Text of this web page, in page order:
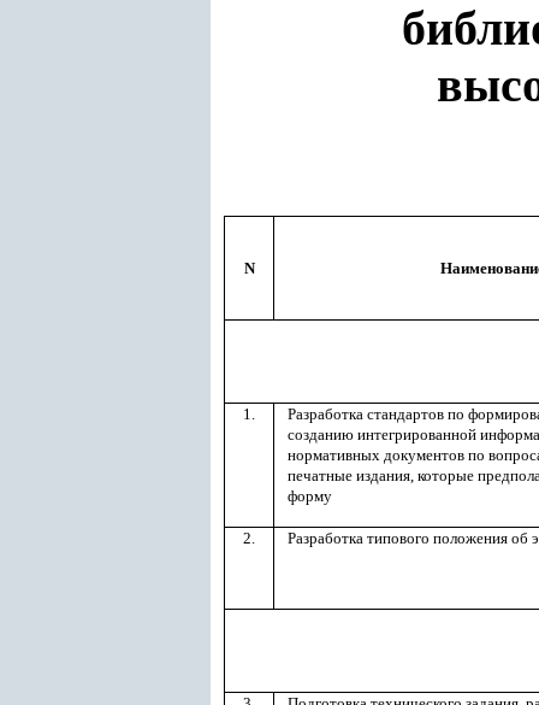
N
1.
Разработка стандартов по
созданию интегрированной
нормативных документов по
печатные издания, которые
форму
2. Разработка типового положения об